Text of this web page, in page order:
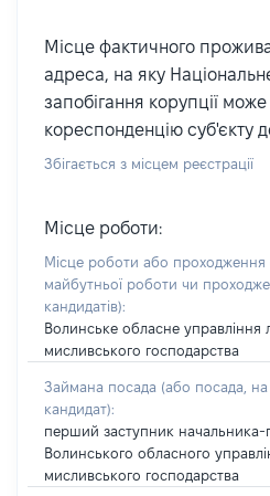
Місце фактичного
адреса, на яку
запобігання корупції
кореспонденцію суб'єкту
Збігається з місцем реєстрації
Місце роботи:
Місце роботи або проходження
майбутньої роботи чи
кандидатів):
Волинське обласне управління
мисливського господарства
Займана посада (або посада,
кандидат):
перший заступник начальника-
Волинського обласного
мисливського господарства